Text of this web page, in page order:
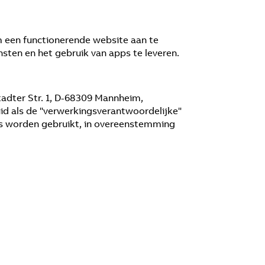
een functionerende website aan te
en het gebruik van apps te leveren.
Str. 1, D-68309 Mannheim,
als de "verwerkingsverantwoordelijke"
worden gebruikt, in overeenstemming